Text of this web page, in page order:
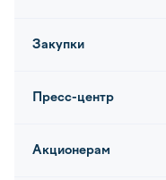
Закупки
Пресс-центр
Акционерам